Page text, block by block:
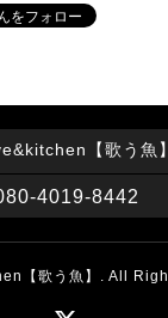
【歌う魚
4019-8442
【歌う魚】 . All